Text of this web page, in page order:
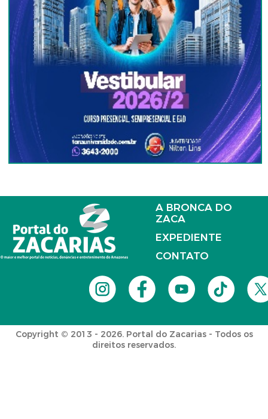
A BRONCA DO
ZACA
EXPEDIENTE
CONTATO
Copyright © 2013 - 2026. Portal do Zacarias - Todos os
direitos reservados.